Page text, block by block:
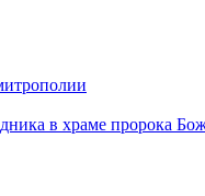
в храме пророка